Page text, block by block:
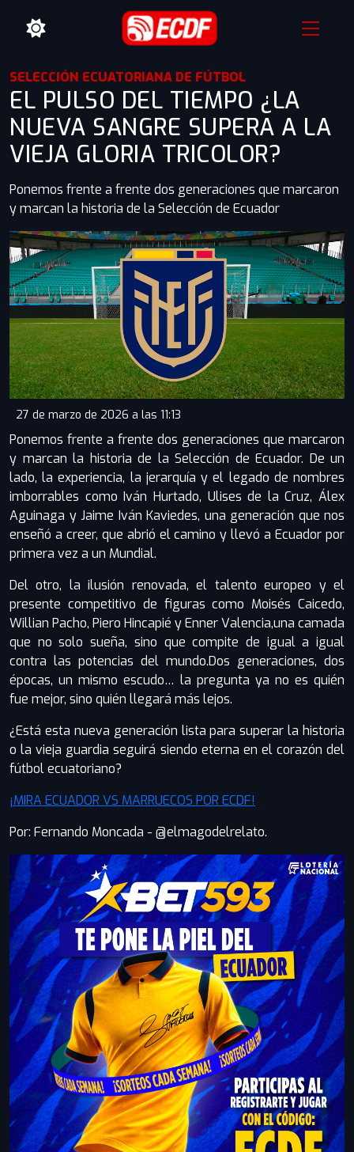
SELECCIÓN ECUATORIANA DE FÚTBOL
EL PULSO DEL TIEMPO ¿LA
NUEVA SANGRE SUPERA A LA
VIEJA GLORIA TRICOLOR?
Ponemos frente a frente dos generaciones que marcaron
y marcan la historia de la Selección de Ecuador
27 de marzo de 2026 a las 11:13
Ponemos frente a frente dos generaciones que marcaron
y marcan la historia de la Selección de Ecuador. De un
lado, la experiencia, la jerarquía y el legado de nombres
imborrables como Iván Hurtado, Ulises de la Cruz, Álex
Aguinaga y Jaime Iván Kaviedes, una generación que nos
enseñó a creer, que abrió el camino y llevó a Ecuador por
primera vez a un Mundial.
Del otro, la ilusión renovada, el talento europeo y el
presente competitivo de figuras como Moisés Caicedo,
Willian Pacho, Piero Hincapié y Enner Valencia,una camada
que no solo sueña, sino que compite de igual a igual
contra las potencias del mundo.Dos generaciones, dos
épocas, un mismo escudo… la pregunta ya no es quién
fue mejor, sino quién llegará más lejos.
¿Está esta nueva generación lista para superar la historia
o la vieja guardia seguirá siendo eterna en el corazón del
fútbol ecuatoriano?
¡MIRA ECUADOR VS MARRUECOS POR ECDF!
Por: Fernando Moncada - @elmagodelrelato.